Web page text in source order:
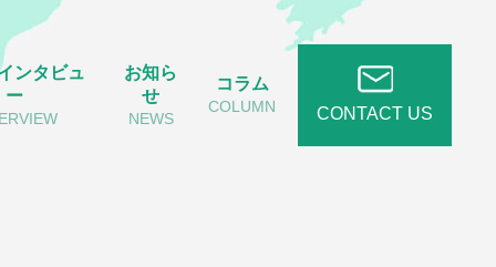
ンタビュ
ー
お知ら
せ
NEWS
コラム
COLUMN CONTACT US